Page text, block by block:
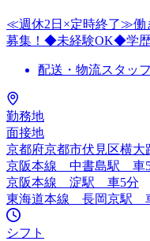
≪週休2日×定時終了≫働
募集！◆未経験OK◆学
配送・物流スタッフ
勤務地
面接地
京都府京都市伏見区横大
京阪本線 中書島駅 車
京阪本線 淀駅 車5分
東海道本線 長岡京駅
シフト